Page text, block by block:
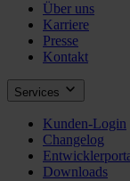
Über uns
Karriere
Presse
Kontakt
Services
Kunden-Login
Changelog
Downloads